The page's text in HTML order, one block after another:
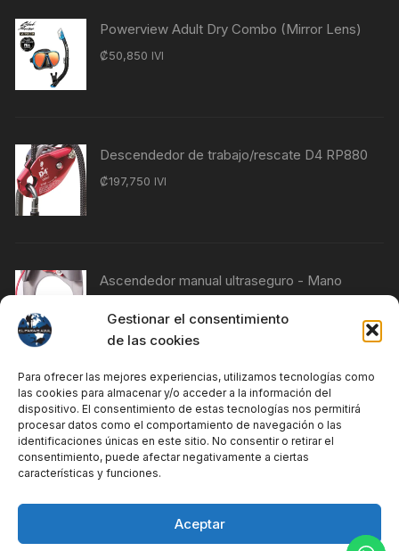
Gestionar el consentimiento
de las cookies
Para ofrecer las mejores experiencias, utilizamos tecnologías como
las cookies para almacenar y/o acceder a la información del
dispositivo. El consentimiento de estas tecnologías nos permitirá
procesar datos como el comportamiento de navegación o las
identificaciones únicas en este sitio. No consentir o retirar el
consentimiento, puede afectar negativamente a ciertas
características y funciones.
Aceptar
Powerview Adult Dry Combo (Mirror Lens)
₡50,850 IVI
Descendedor de trabajo/rescate D4 RP880
₡197,750 IVI
Ascendedor manual ultraseguro - Mano
76,840
Ascendedor manual Ultrasafe - Mano
derecha RP240
₡76,840 IVI